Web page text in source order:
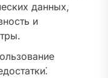
данных,
и